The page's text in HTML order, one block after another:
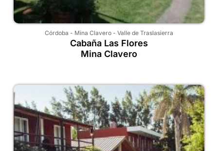
Córdoba - Mina Clavero - Valle de Traslasierra
Cabaña Las Flores
Mina Clavero